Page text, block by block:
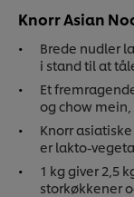
Knorr Asian
Brede nudler
i stand til at
Et
og chow
Knorr
er lakto-
1 kg giver 2,5
storkøkkener